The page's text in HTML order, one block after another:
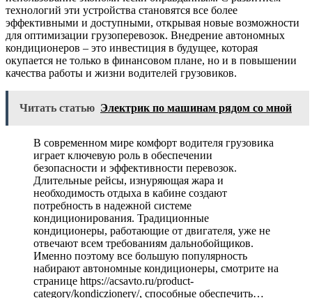
технологий эти устройства становятся все более
эффективными и доступными, открывая новые возможности
для оптимизации грузоперевозок. Внедрение автономных
кондиционеров – это инвестиция в будущее, которая
окупается не только в финансовом плане, но и в повышении
качества работы и жизни водителей грузовиков.
Читать статью Электрик по машинам рядом со мной
В современном мире комфорт водителя грузовика
играет ключевую роль в обеспечении
безопасности и эффективности перевозок.
Длительные рейсы, изнуряющая жара и
необходимость отдыха в кабине создают
потребность в надежной системе
кондиционирования. Традиционные
кондиционеры, работающие от двигателя, уже не
отвечают всем требованиям дальнобойщиков.
Именно поэтому все большую популярность
набирают автономные кондиционеры, смотрите на
странице https://acsavto.ru/product-
category/kondiczionery/, способные обеспечить…